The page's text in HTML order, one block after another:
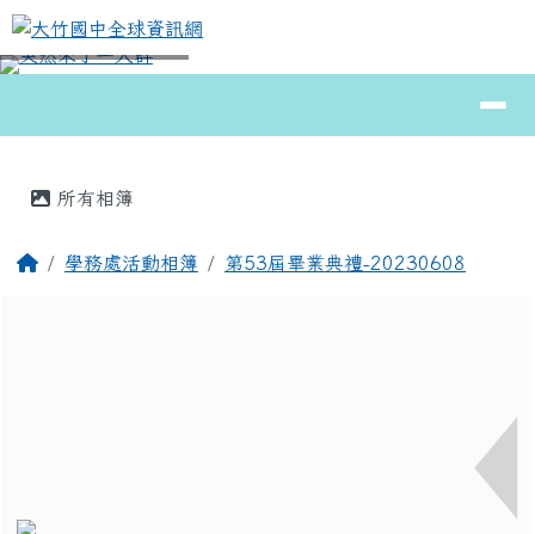
跳至主內容區
大竹國中全球資訊網
⏸
所有相簿
回首頁學務處活動相簿 第53屆畢業典禮-20230608